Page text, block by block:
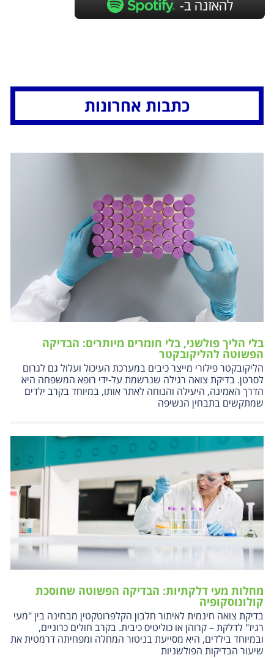
כתבות אחרונות
בלי הליך פולשני, בלי חומרים מיותרים: הבדיקה
הפשוטה להליקובקטר
הליקובקטר פילורי מייצר כיבים במערכת העיכול ועלול גם לגרום
לסרטן. בדיקת צואה רגילה שנרשמת על-ידי רופא המשפחה היא
הדרך האמינה, היעילה והנוחה לאתר אותו, במיוחד בקרב ילדים
שמתקשים בתבחין הנשיפה
מחלות מעי דלקתיות: הבדיקה הפשוטה שחוסכת
קולונוסקופיה
בדיקת צואה חינמית לאיתור חלבון הקלפרוטקטין מבחינה בין "מעי
רגיז" לדלקת – קרוהן או כוליטיס כיבית. בקרב חולים כרוניים,
ובמיוחד בילדים, היא מסייעת בניטור המחלה ומפחיתה דרמטית את
שיעור הבדיקות הפולשניות